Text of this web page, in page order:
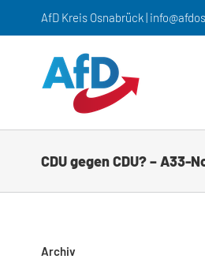
AfD Kreis Osnabrück |
CDU gegen CDU? –
Archiv